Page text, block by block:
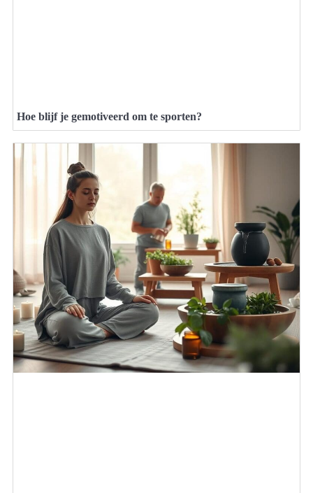
Hoe blijf je gemotiveerd om te sporten?